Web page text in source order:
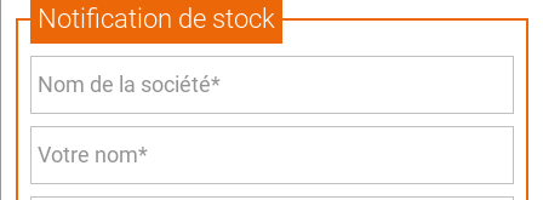
Notification de stock